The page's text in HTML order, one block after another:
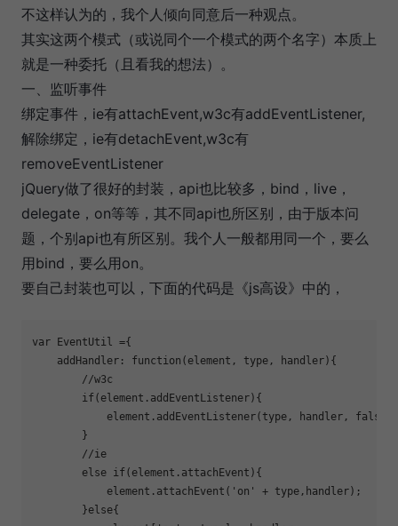
不这样认为的，我个人倾向同意后一种观点。
其实这两个模式（或说同个一个模式的两个名字）本质上
就是一种委托（且看我的想法）。
一、监听事件
绑定事件，ie有attachEvent,w3c有addEventListener,
解除绑定，ie有detachEvent,w3c有
removeEventListener
jQuery做了很好的封装，api也比较多，bind，live，
delegate，on等等，其不同api也所区别，由于版本问
题，个别api也有所区别。我个人一般都用同一个，要么
用bind，要么用on。
要自己封装也可以，下面的代码是《js高设》中的，
var EventUtil ={
    addHandler: function(element, type, handler){
        //w3c
        if(element.addEventListener){
            element.addEventListener(type, handler, false);
        }
        //ie
        else if(element.attachEvent){
            element.attachEvent('on' + type,handler);
        }else{